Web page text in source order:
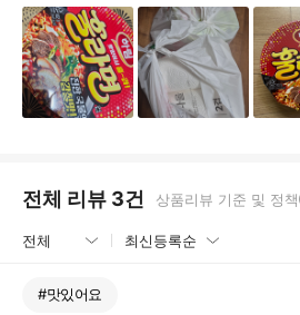
전체 리뷰 3건 상품리뷰 기준 및 정책
#맛있어요